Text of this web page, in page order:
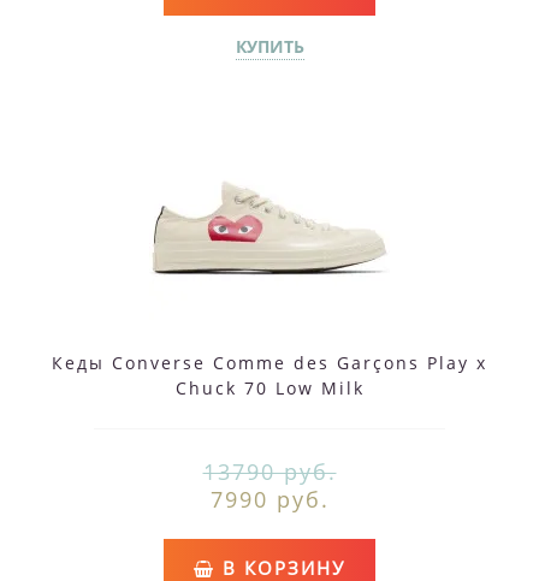
КУПИТЬ
Кеды Converse Comme des Garçons Play x
Chuck 70 Low Milk
13790 руб.
7990 руб.
В КОРЗИНУ